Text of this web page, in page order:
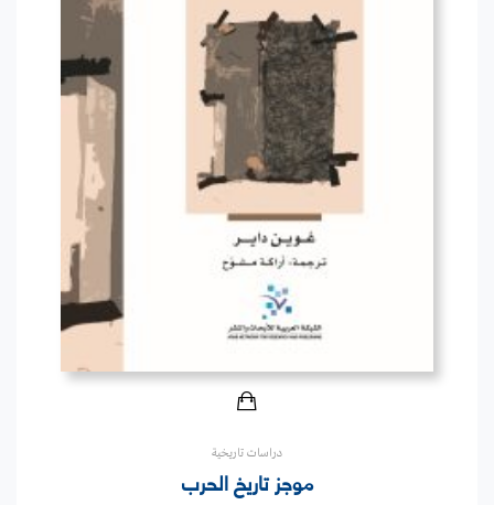
دراسات تاريخية
موجز تاريخ الحرب